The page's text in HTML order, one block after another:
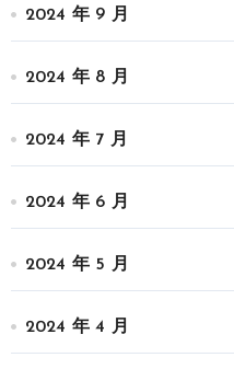
2024 年 9 月
2024 年 8 月
2024 年 7 月
2024 年 6 月
2024 年 5 月
2024 年 4 月